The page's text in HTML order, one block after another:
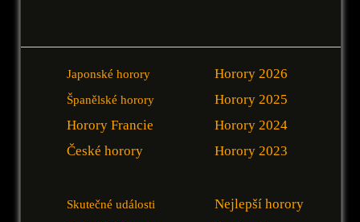
Japonské horory
Španělské horory
Horory Francie
České horory
Horory 2026
Horory 2025
Horory 2024
Horory 2023
Skutečné události
Nejlepší horory